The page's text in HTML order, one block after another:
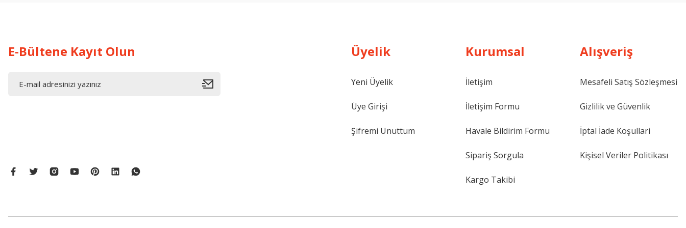
E-Bültene Kayıt Olun Üyelik
Yeni Üyelik
Üye Girişi
Şifremi Unuttum
Kurumsal
İletişim
İletişim Formu
Havale Bildirim Formu
Sipariş Sorgula
Kargo Takibi
Alışveriş
Mesafeli Satış Sözleşmesi
Gizlilik ve Güvenlik
İptal İade Koşullari
Kişisel Veriler Politikası